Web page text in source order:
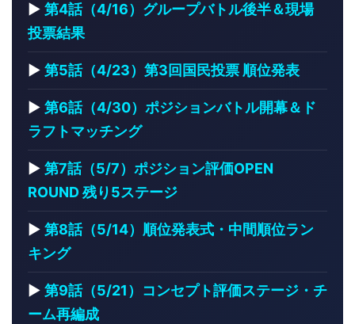
▶ 第4話（4/16）グループバトル後半＆現場
投票結果
▶ 第5話（4/23）第3回国民投票 順位発表
▶ 第6話（4/30）ポジションバトル開幕＆ド
ラフトマッチング
▶ 第7話（5/7）ポジション評価OPEN
ROUND 残り5ステージ
▶ 第8話（5/14）順位発表式・中間順位ラン
キング
▶ 第9話（5/21）コンセプト評価ステージ・チ
ーム再編成